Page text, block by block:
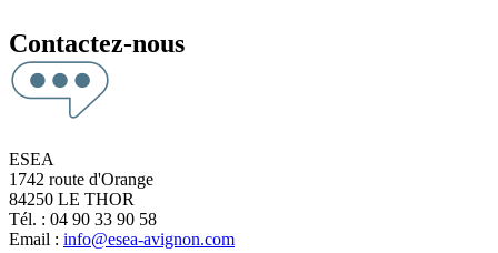
Contactez-nous
ESEA
1742 route d'Orange
84250 LE THOR
Tél. : 04 90 33 90 58
Email : info@esea-avignon.com